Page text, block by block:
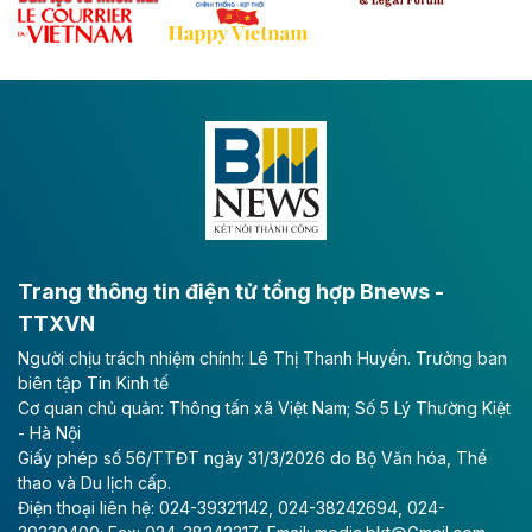
Đề xuất đầu tư 11.500 tỷ đồng xây dựng cao
tốc CT.11 qua Ninh Bình
Đông A dài khoảng 25,1 km được kỳ vọng sẽ tạo động
lực phát triển kinh tế - xã hội khu vực phía Nam đồng
Long Thành
Tổng công ty Cảng hàng không Việt Nam - CTCP
(ACV) vừa lập kỷ lục mới về lợi nhuận trong quý
II/2026.
Theo baodautu.vn
Vinaconex lập đỉnh doanh thu
Tổng CTCP Xuất nhập khẩu và Xây dựng Việt Nam
Trang thông tin điện tử tổng hợp Bnews -
TTXVN
Người chịu trách nhiệm chính: Lê Thị Thanh Huyền. Trưởng ban
biên tập Tin Kinh tế
Cơ quan chủ quản: Thông tấn xã Việt Nam; Số 5 Lý Thường Kiệt
- Hà Nội
Giấy phép số 56/TTĐT ngày 31/3/2026 do Bộ Văn hóa, Thể
thao và Du lịch cấp.
Điện thoại liên hệ: 024-39321142, 024-38242694, 024-